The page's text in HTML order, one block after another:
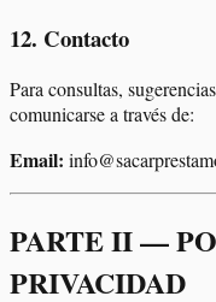
12. Contacto
Para consultas,
comunicarse a través de:
Email:
PARTE II —
PRIVACIDAD